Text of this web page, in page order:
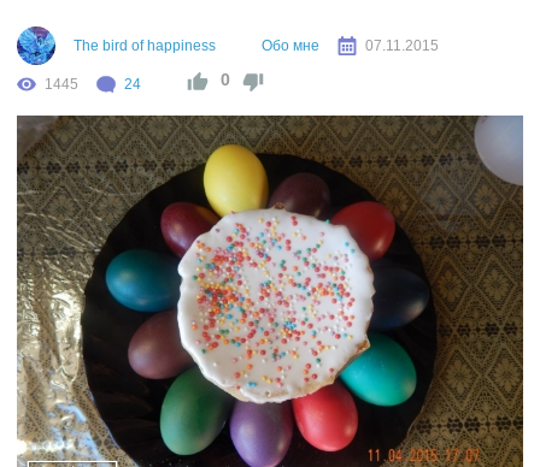
The bird of happiness Обо мне 07.11.2015
1445 24 0